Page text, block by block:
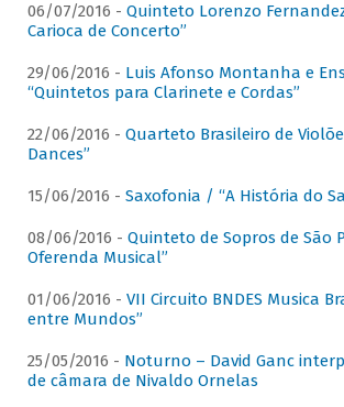
06/07/2016 - Quinteto Lorenzo
Carioca de Concerto”
29/06/2016 - Luis Afonso Montanha e
“Quintetos para Clarinete e Cordas”
22/06/2016 - Quarteto Brasileiro de
Dances”
15/06/2016 - Saxofonia / “A História do
08/06/2016 - Quinteto de Sopros de São
Oferenda Musical”
01/06/2016 - VII Circuito BNDES Musica
entre Mundos”
25/05/2016 - Noturno – David Ganc
de câmara de Nivaldo Ornelas